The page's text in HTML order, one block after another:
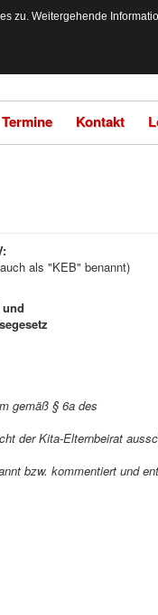
Termine Kontakt
als "KEB" benannt)
gemäß § 6a des
der Kita-Elternbeirat
bzw. kommentiert und
Weitergehende